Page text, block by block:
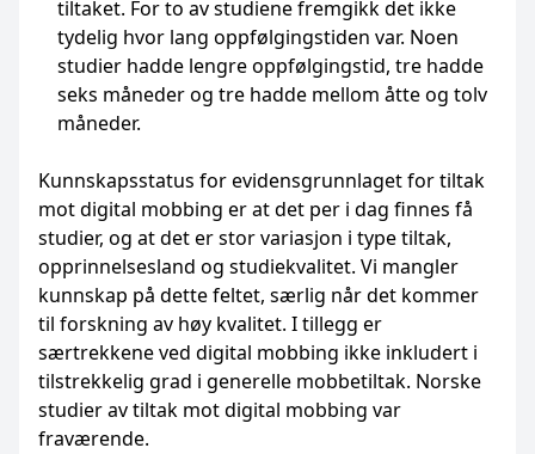
tiltaket. For to av studiene fremgikk det ikke
tydelig hvor lang oppfølgingstiden var. Noen
studier hadde lengre oppfølgingstid, tre hadde
seks måneder og tre hadde mellom åtte og tolv
måneder.
Kunnskapsstatus for evidensgrunnlaget for tiltak
mot digital mobbing er at det per i dag finnes få
studier, og at det er stor variasjon i type tiltak,
opprinnelsesland og studiekvalitet. Vi mangler
kunnskap på dette feltet, særlig når det kommer
til forskning av høy kvalitet. I tillegg er
særtrekkene ved digital mobbing ikke inkludert i
tilstrekkelig grad i generelle mobbetiltak. Norske
studier av tiltak mot digital mobbing var
fraværende.